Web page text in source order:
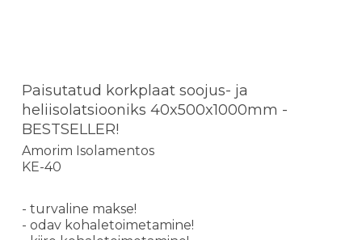
Paisutatud korkplaat soojus- ja
heliisolatsiooniks 40x500x1000mm -
BESTSELLER!
Amorim Isolamentos
KE-40
- turvaline makse!
- odav kohaletoimetamine!